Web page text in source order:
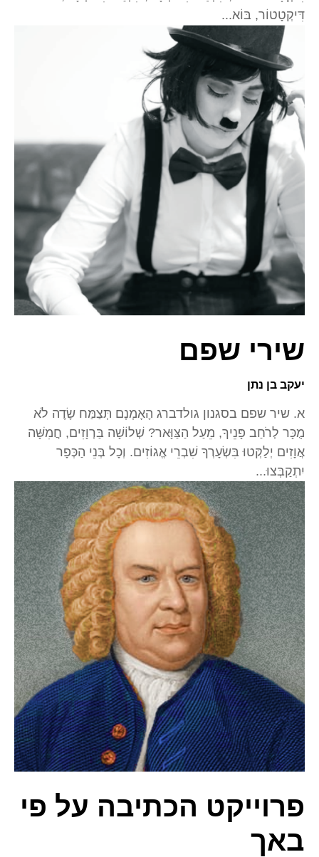
דִּיקְטָטוֹר, בּוֹא...
שירי שפם
יעקב בן נתן
א. שיר שפם בסגנון גולדברג הָאָמְנָם תְּצַמַּח שָׂדֶה לֹא
מֻכָּר לְרֹחַב פָּנֵיךָ, מֵעַל הַצַּוָּאר? שְׁלוֹשָׁה בַּרְוָזִים, חֲמִשָּׁה
אֲוָזִים יְלַקְּטוּ בִּשְׂעָרְךָ שִׁבְרֵי אֱגוֹזִים. וְכָל בְּנֵי הַכְּפָר
יִתְקַבְּצוּ...
פרוייקט הכתיבה על פי
באך